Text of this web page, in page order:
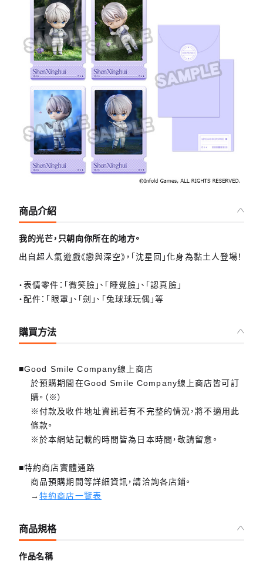
商品介紹
我的光芒，只朝向你所在的地方。
出自超人氣遊戲《戀與深空》，「沈星回」化身為黏土人登場！
・表情零件：「微笑臉」、「睡覺臉」、「認真臉」
・配件：「眼罩」、「劍」、「兔球球玩偶」等
購買方法
■Good Smile Company線上商店
於預購期間在Good Smile Company線上商店皆可訂
購。（※）
※付款及收件地址資訊若有不完整的情況，將不適用此
條款。
※於本網站記載的時間皆為日本時間，敬請留意。
■特約商店實體通路
商品預購期間等詳細資訊，請洽詢各店鋪。
→特約商店一覽表
商品規格
作品名稱